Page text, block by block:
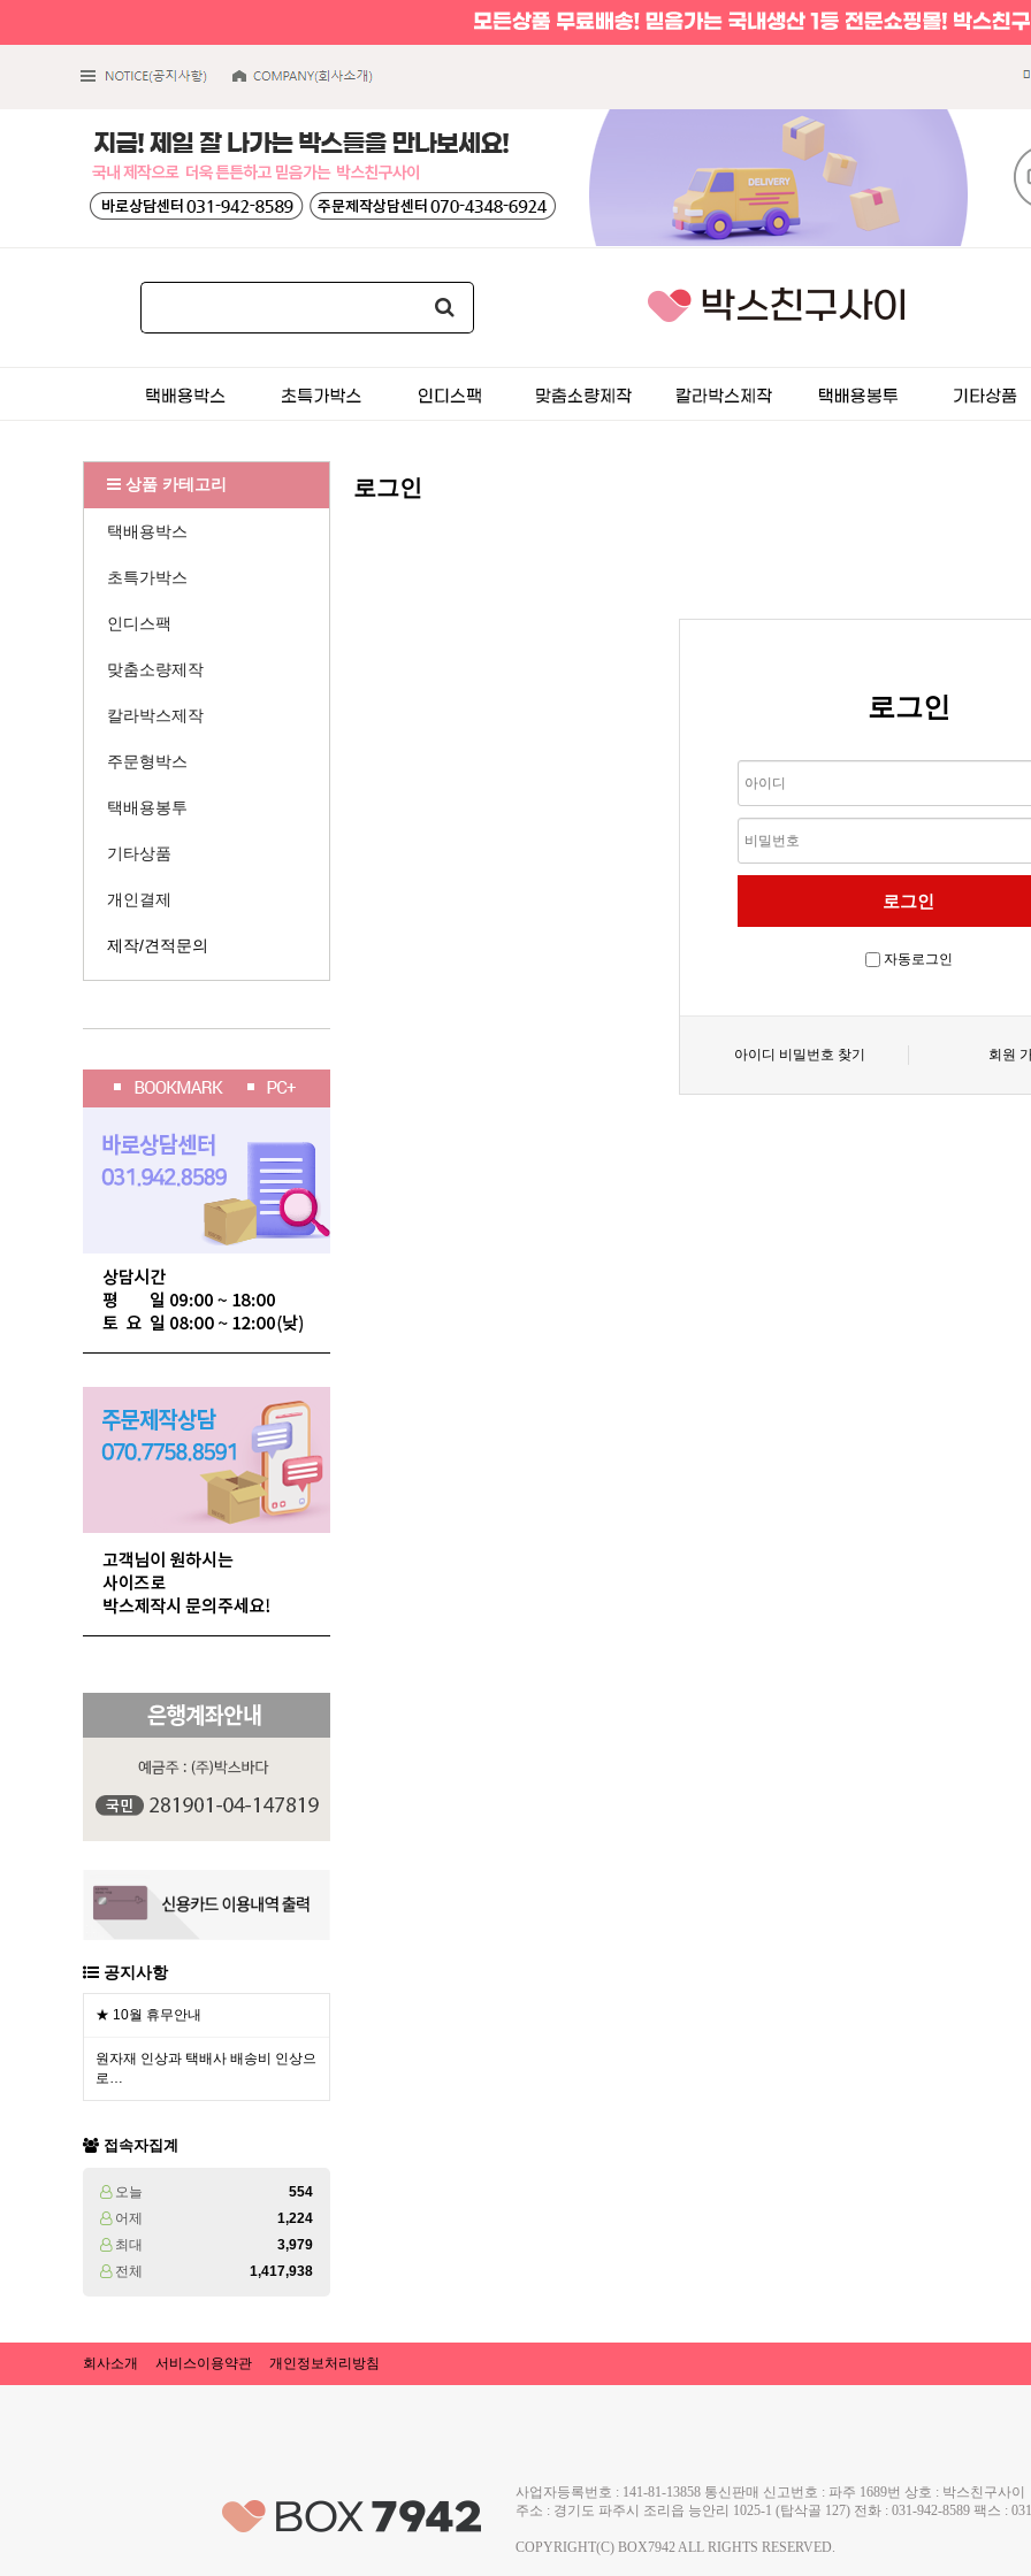
상품 카테고리
택배용박스
초특가박스
인디스팩
맞춤소량제작
칼라박스제작
주문형박스
택배용봉투
기타상품
개인결제
제작/견적문의
공지사항
★ 10월 휴무안내
원자재 인상과 택배사 배송비 인상으
로…
접속자집계
오늘
554
어제
1,224
최대
3,979
전체
1,417,938
로그인
로그인
자동로그인
아이디 비밀번호 찾기 회원
회사소개 서비스이용약관 개인정보처리방침
사업자등록번호 : 141-81-13858 통신판매 신고번호 : 파주 1689번 상호 : 박스친구사
주소 : 경기도 파주시 조리읍 능안리 1025-1 (탑삭골 127) 전화 : 031-942-8589 팩스 :
COPYRIGHT(C) BOX7942 ALL RIGHTS RESERVED.